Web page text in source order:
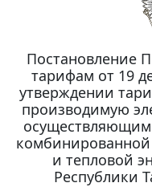
Постановление
тарифам от 19
утверждении
производимую
и тепловой
Республики